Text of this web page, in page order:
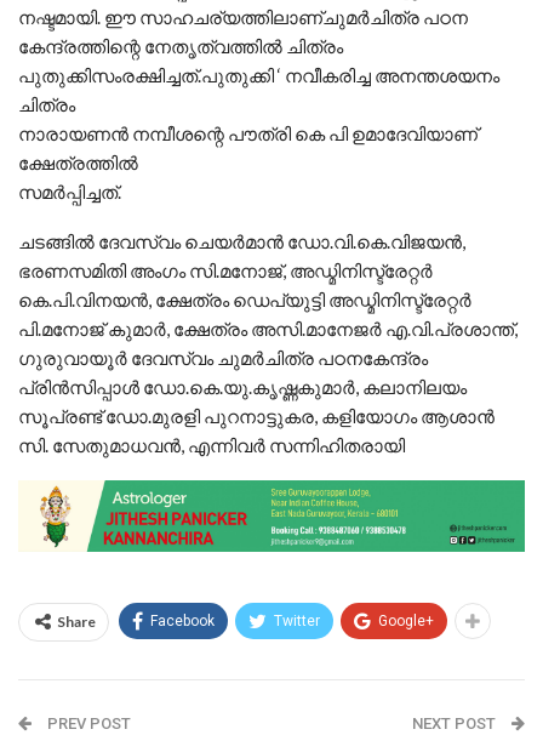
നഷ്ടമായി. ഈ സാഹചര്യത്തിലാണ്ചുമർചിത്ര പഠന
കേന്ദ്രത്തിന്റെ നേതൃത്വത്തിൽ ചിത്രം
പുതുക്കിസംരക്ഷിച്ചത്.പുതുക്കി ‘ നവീകരിച്ച അനന്തശയനം
ചിത്രം
നാരായണൻ നമ്പീശന്റെ പൗത്രി കെ പി ഉമാദേവിയാണ്
ക്ഷേത്രത്തിൽ
സമർപ്പിച്ചത്.
ചടങ്ങിൽ ദേവസ്വം ചെയർമാൻ ഡോ.വി.കെ.വിജയൻ,
ഭരണസമിതി അംഗം സി.മനോജ്, അഡ്മിനിസ്ട്രേറ്റർ
കെ.പി.വിനയൻ, ക്ഷേത്രം ഡെപ്യുട്ടി അഡ്മിനിസ്ട്രേറ്റർ
പി.മനോജ് കുമാർ, ക്ഷേത്രം അസി.മാനേജർ എ.വി.പ്രശാന്ത്,
ഗുരുവായൂർ ദേവസ്വം ചുമർചിത്ര പഠനകേന്ദ്രം
പ്രിൻസിപ്പാൾ ഡോ.കെ.യു.കൃഷ്ണകുമാർ, കലാനിലയം
സൂപ്രണ്ട് ഡോ.മുരളി പുറനാട്ടുകര, കളിയോഗം ആശാൻ
സി. സേതുമാധവൻ, എന്നിവർ സന്നിഹിതരായി
Share Facebook Twitter Google+
PREV POST NEXT POST